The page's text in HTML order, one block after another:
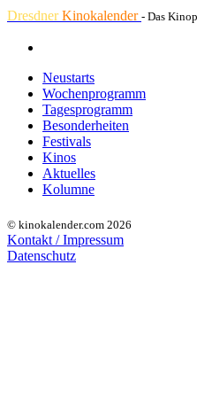
DresdnerKinokalender - Das
Neustarts
Wochenprogramm
Tagesprogramm
Besonderheiten
Festivals
Kinos
Aktuelles
Kolumne
© kinokalender.com 2026
Kontakt / Impressum
Datenschutz